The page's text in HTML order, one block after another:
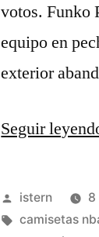
votos. Funko
equipo en
exterior
Seguir
Publicado
por
istern 8
Etiquetas:
camisetas